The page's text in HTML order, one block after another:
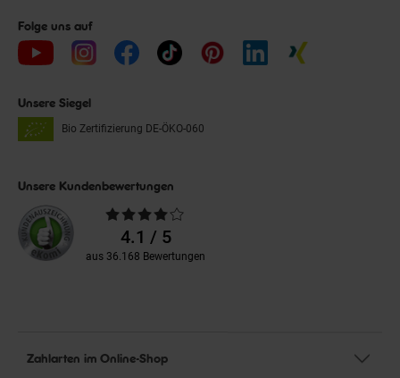
Folge uns auf
Unsere Siegel
Bio Zertifizierung DE-ÖKO-060
Unsere Kundenbewertungen
Durchschnittliche
Bewertungen4.1 / 5
aus 36.168 Bewertungen
Zahlarten im Online-Shop